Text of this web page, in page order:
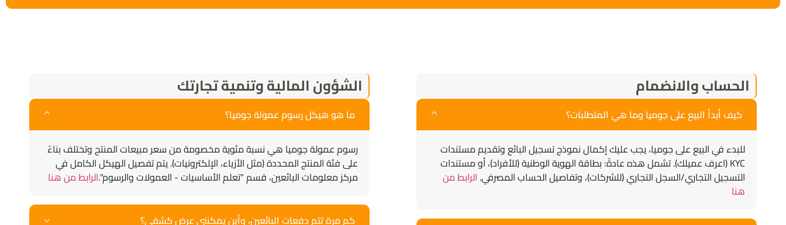
الحساب والانضمام
كيف أبدأ البيع على جوميا وما هي المتطلبات؟
للبدء في البيع على جوميا، يجب عليك إكمال نموذج تسجيل البائع وتقديم مستندات
KYC (اعرف عميلك). تشمل هذه عادةً: بطاقة الهوية الوطنية (للأفراد)، أو مستندات
التسجيل التجاري/السجل التجاري (للشركات)، وتفاصيل الحساب المصرفي. الرابط من
هنا
الشؤون المالية وتنمية تجارتك
ما هو هيكل رسوم عمولة جوميا؟
رسوم عمولة جوميا هي نسبة مئوية مخصومة من سعر مبيعات المنتج وتختلف بناءً
على فئة المنتج المحددة (مثل الأزياء، الإلكترونيات). يتم تفصيل الهيكل الكامل في
مركز معلومات البائعين، قسم "تعلم الأساسيات - العمولات والرسوم".الرابط من هنا
كم مرة تتم دفعات البائعين، وأين يمكنني عرض كشفي؟